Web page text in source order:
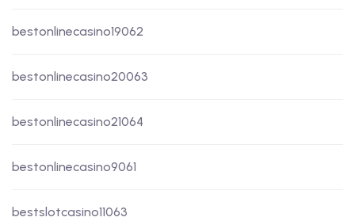
bestonlinecasino19062
bestonlinecasino20063
bestonlinecasino21064
bestonlinecasino9061
bestslotcasino11063